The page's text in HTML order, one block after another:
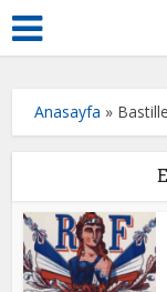
Anasayfa »